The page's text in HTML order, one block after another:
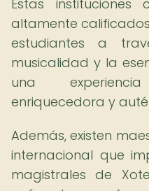
Estas instituciones
altamente
estudiantes a
musicalidad y la
una
enriquecedora y
Además, existen
internacional que
magistrales de